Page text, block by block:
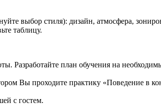
выбор стиля): дизайн, атмосфера,
таблицу.
Разработайте план обучения на
Вы проходите практику «Поведение в
с гостем.